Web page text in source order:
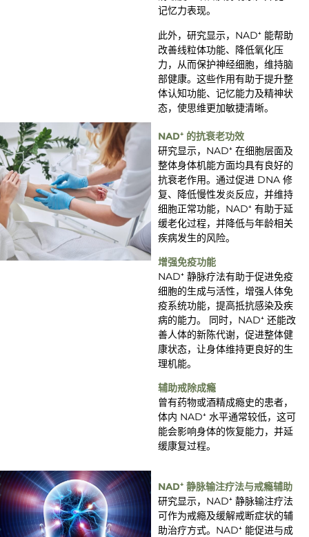
记忆力表现。
此外，研究显示，NAD⁺ 能帮助
改善线粒体功能、降低氧化压
力，从而保护神经细胞，维持脑
部健康。这些作用有助于提升整
体认知功能、记忆能力及精神状
态，使思维更加敏捷清晰。
NAD⁺ 的抗衰老功效
研究显示，NAD⁺ 在细胞层面及
整体身体机能方面均具有良好的
抗衰老作用。通过促进 DNA 修
复、降低慢性发炎反应，并维持
细胞正常功能，NAD⁺ 有助于延
缓老化过程，并降低与年龄相关
疾病发生的风险。
增强免疫功能
NAD⁺ 静脉疗法有助于促进免疫
细胞的生成与活性，增强人体免
疫系统功能，提高抵抗感染及疾
病的能力。 同时，NAD⁺ 还能改
善人体的新陈代谢，促进整体健
康状态，让身体维持更良好的生
理机能。
辅助戒除成瘾
曾有药物或酒精成瘾史的患者，
体内 NAD⁺ 水平通常较低，这可
能会影响身体的恢复能力，并延
缓康复过程。
NAD⁺ 静脉输注疗法与戒瘾辅助
研究显示，NAD⁺ 静脉输注疗法
可作为戒瘾及缓解戒断症状的辅
助治疗方式。NAD⁺ 能促进与成